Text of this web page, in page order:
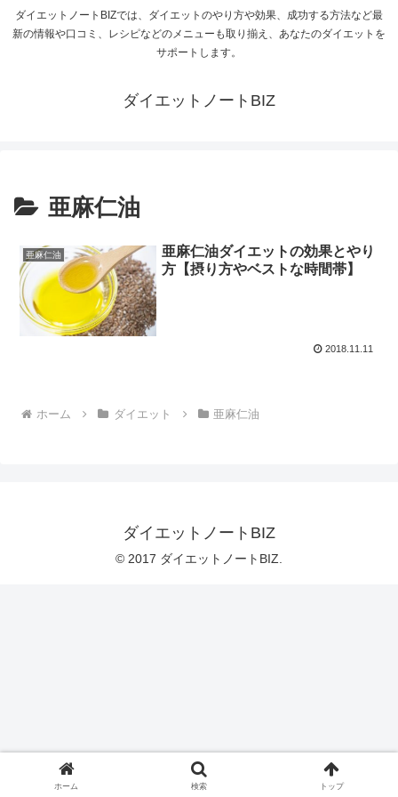
ダイエットノートBIZでは、ダイエットのやり方や効果、成功する方法など最
新の情報や口コミ、レシピなどのメニューも取り揃え、あなたのダイエットを
サポートします。
ダイエットノートBIZ
亜麻仁油
亜麻仁油
亜麻仁油ダイエットの効果とやり
方【摂り方やベストな時間帯】
2018.11.11
ホーム ダイエット 亜麻仁油
ダイエットノートBIZ
© 2017 ダイエットノートBIZ.
ホーム 検索 トップ